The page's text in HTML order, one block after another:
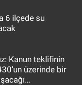
6 ilçede su
Kanun teklifinin
üzerinde bir